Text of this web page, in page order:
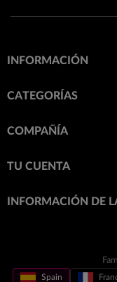
INFORMACIÓN
CATEGORÍAS
COMPAÑÍA
TU CUENTA
INFORMACIÓN DE
Spain